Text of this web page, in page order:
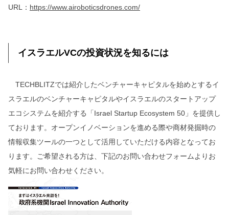
URL： https://www.airoboticsdrones.com/
イスラエルVCの投資状況を知るには
TECHBLITZでは紹介したベンチャーキャピタルを始めとするイ
スラエルのベンチャーキャピタルやイスラエルのスタートアップ
エコシステムを紹介する「Israel Startup Ecosystem 50」を提供し
ております。オープンイノベーションを進める際や商材発掘時の
情報収集ツールの一つとして活用していただける内容となってお
ります。ご希望される方は、下記のお問い合わせフォームよりお
気軽にお問い合わせください。